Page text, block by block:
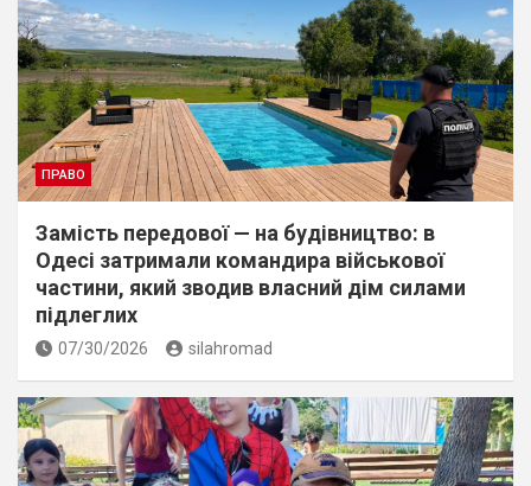
ПРАВО
Замість передової — на будівництво: в
Одесі затримали командира військової
частини, який зводив власний дім силами
підлеглих
07/30/2026 silahromad